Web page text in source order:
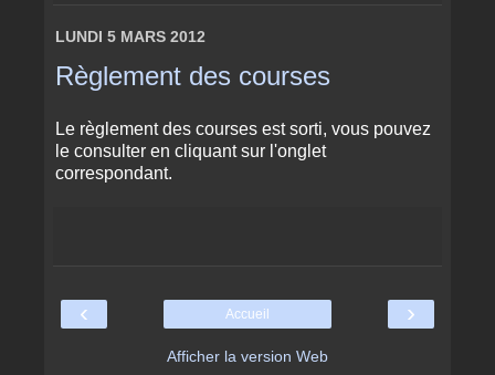
LUNDI 5 MARS 2012
Règlement des courses
Le règlement des courses est sorti, vous pouvez
le consulter en cliquant sur l'onglet
correspondant.
‹ ›
Accueil
Afficher la version Web